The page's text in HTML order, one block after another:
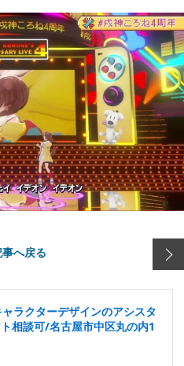
事へ戻る
ラクターデザインのアシスタ
相談可/名古屋市中区丸の内1